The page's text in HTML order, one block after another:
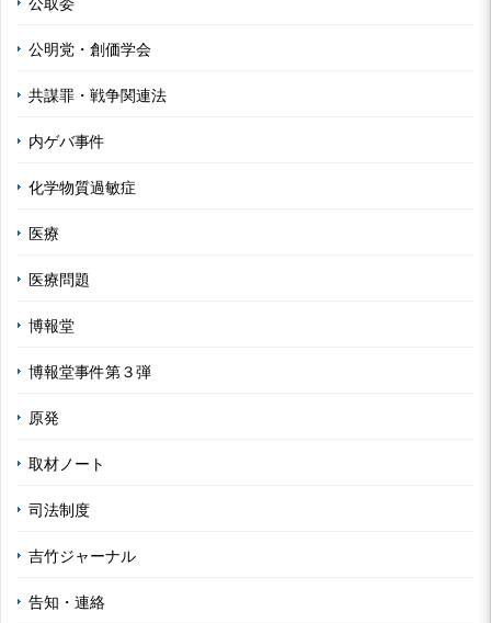
公明党・創価学会
共謀罪・戦争関連法
内ゲバ事件
化学物質過敏症
医療
医療問題
博報堂
博報堂事件第３弾
原発
取材ノート
司法制度
吉竹ジャーナル
告知・連絡